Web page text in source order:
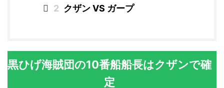
2 クザン VS ガープ
黒ひげ海賊団の10番船船長はクザンで確
定